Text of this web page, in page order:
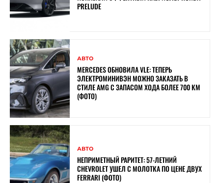
PRELUDE
АВТО
MERCEDES ОБНОВИЛА VLE: ТЕПЕРЬ
ЭЛЕКТРОМИНИВЭН МОЖНО ЗАКАЗАТЬ В
СТИЛЕ AMG С ЗАПАСОМ ХОДА БОЛЕЕ 700 КМ
(ФОТО)
АВТО
НЕПРИМЕТНЫЙ РАРИТЕТ: 57-ЛЕТНИЙ
CHEVROLET УШЕЛ С МОЛОТКА ПО ЦЕНЕ ДВУХ
FERRARI (ФОТО)